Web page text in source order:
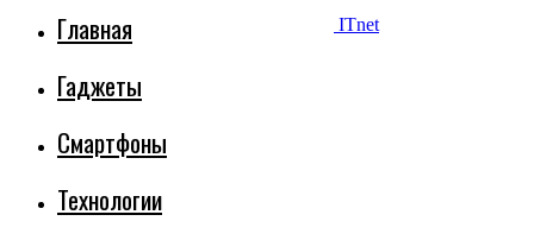
ITnet
Главная
Гаджеты
Смартфоны
Технологии